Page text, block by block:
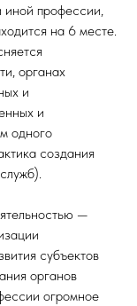
иной профессии,
на 6 месте.
органах
и
и
одного
создания
—
субъектов
органов
огромное